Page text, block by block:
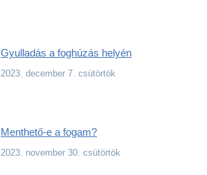
Gyulladás a foghúzás helyén
2023. december 7. csütörtök
Menthető-e a fogam?
2023. november 30. csütörtök